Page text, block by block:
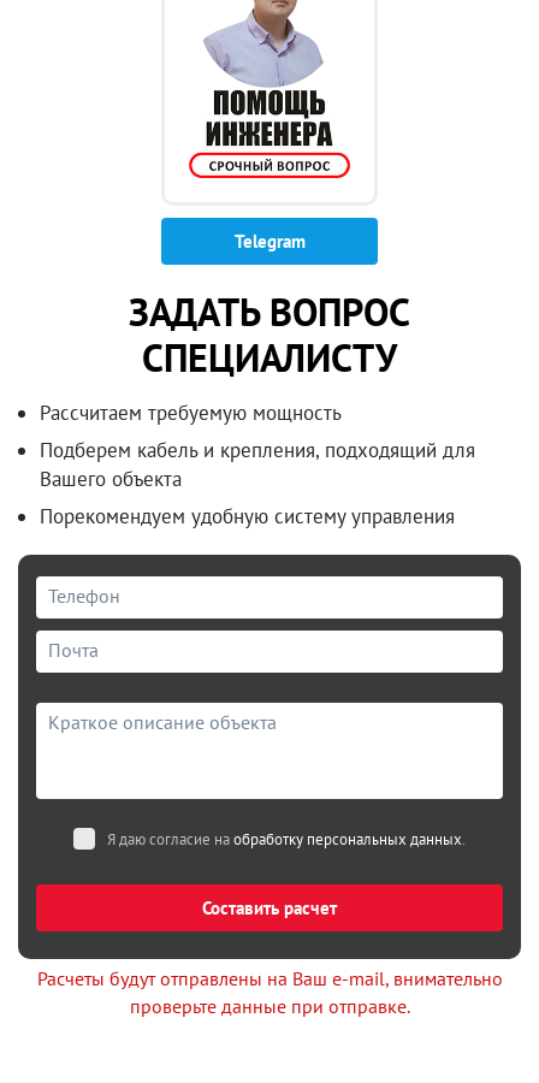
Telegram
ЗАДАТЬ ВОПРОС
СПЕЦИАЛИСТУ
Рассчитаем требуемую мощность
Подберем кабель и крепления, подходящий для
Вашего объекта
Порекомендуем удобную систему управления
Составить расчет
Я даю согласие наобработку персональных данных.
Расчеты будут отправлены на Ваш e-mail, внимательно
проверьте данные при отправке.